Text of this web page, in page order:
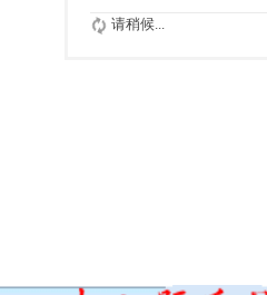
请稍候...